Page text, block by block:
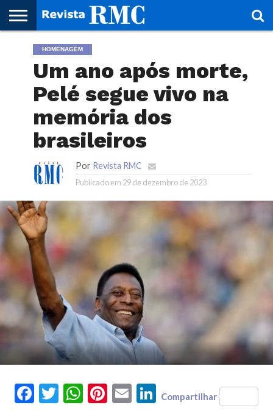
HOME
REVISTA
PROJETO
RMC – 20
ARTE &
NOTÍCIAS
EDIÇÕES
PARCEIROS
FAÇA
SITE!
FALEHOMENAGEM
Um ano após morte,
Pelé segue vivo na
memória dos
brasileiros
Por Revista RMC
Publicado em 29 de dezembro de 2023
FacebookTwitterWhatsAppPinterest
Email LinkedIn
Compartilhar